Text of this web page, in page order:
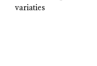
variaties